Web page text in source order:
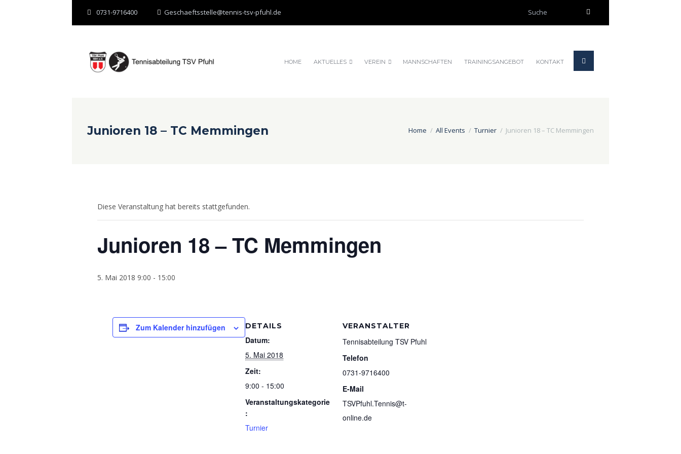
0731-9716400 Geschaeftsstelle@tennis-tsv-pfuhl.de
HOME AKTUELLES VEREIN MANNSCHAFTEN TRAININGSANGEBOT KONTAKT
Junioren 18 – TC Memmingen Home All Events Turnier Junioren 18 – TC Memmingen
Diese Veranstaltung hat bereits stattgefunden.
Junioren 18 – TC Memmingen
5. Mai 2018 9:00 - 15:00
Zum Kalender hinzufügen DETAILS
Datum:
5. Mai 2018
Zeit:
9:00 - 15:00
Veranstaltungskategorie
:
Turnier
VERANSTALTER
Tennisabteilung TSV Pfuhl
Telefon
0731-9716400
E-Mail
TSVPfuhl.Tennis@t-
online.de